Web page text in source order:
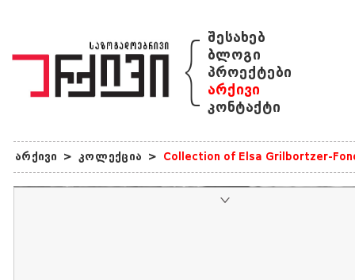
{ შესახებ
ბლოგი
პროექტები
არქივი
კონტაქტი
არქივი > კოლექცია > Collection of Elsa Grilbortzer-